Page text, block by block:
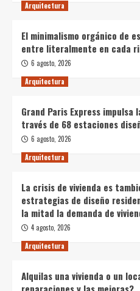
Arquitectura
El minimalismo orgánico de
entre literalmente en cada
6 agosto, 2026
Arquitectura
Grand Paris Express impulsa
través de 68 estaciones
6 agosto, 2026
Arquitectura
La crisis de vivienda es
estrategias de diseño
la mitad la demanda de
4 agosto, 2026
Arquitectura
Alquilas una vivienda o un